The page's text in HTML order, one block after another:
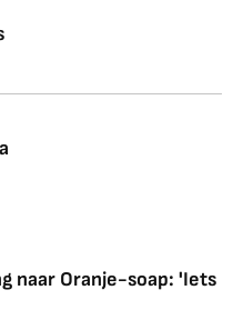
naar Oranje-soap: 'Iets